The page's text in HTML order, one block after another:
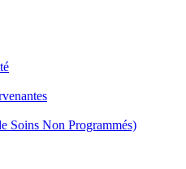
Soins Non Programmés)